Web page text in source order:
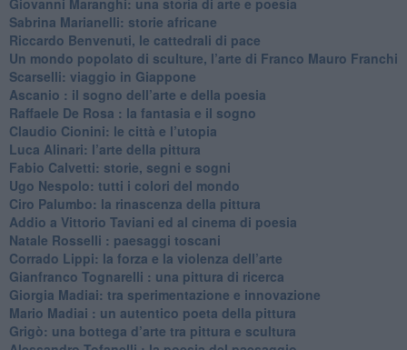
Sabrina Marianelli: storie africane
​Riccardo Benvenuti, le cattedrali di pace
​Un mondo popolato di sculture, l’arte di Franco Mauro Franchi
​Scarselli: viaggio in Giappone
​Ascanio : il sogno dell’arte e della poesia
Raffaele De Rosa : la fantasia e il sogno
​Claudio Cionini: le città e l’utopia
Luca Alinari: l’arte della pittura
​Fabio Calvetti: storie, segni e sogni
Ugo Nespolo: tutti i colori del mondo
​Ciro Palumbo: la rinascenza della pittura
​Addio a Vittorio Taviani ed al cinema di poesia
​Natale Rosselli : paesaggi toscani
​Corrado Lippi: la forza e la violenza dell’arte
Gianfranco Tognarelli : una pittura di ricerca
Giorgia Madiai: tra sperimentazione e innovazione
Mario Madiai : un autentico poeta della pittura
Grigò: una bottega d’arte tra pittura e scultura